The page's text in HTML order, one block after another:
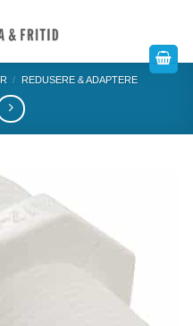
/ REDUSERE & ADAPTERE